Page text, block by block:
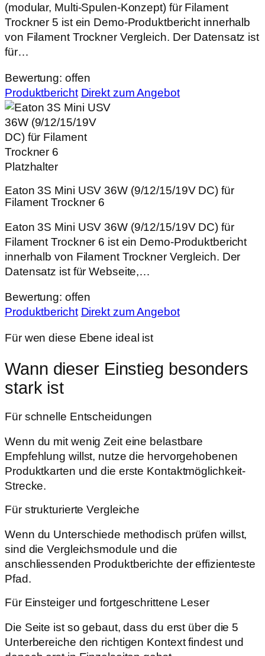
(modular, Multi‑Spulen‑Konzept) für Filament
Trockner 5 ist ein Demo-Produktbericht innerhalb
von Filament Trockner Vergleich. Der Datensatz ist
für…
Bewertung: offen
Produktbericht Direkt zum Angebot
Eaton 3S Mini USV 36W (9/12/15/19V DC) für
Filament Trockner 6
Eaton 3S Mini USV 36W (9/12/15/19V DC) für
Filament Trockner 6 ist ein Demo-Produktbericht
innerhalb von Filament Trockner Vergleich. Der
Datensatz ist für Webseite,…
Bewertung: offen
Produktbericht Direkt zum Angebot
Für wen diese Ebene ideal ist
Wann dieser Einstieg besonders
stark ist
Für schnelle Entscheidungen
Wenn du mit wenig Zeit eine belastbare
Empfehlung willst, nutze die hervorgehobenen
Produktkarten und die erste Kontaktmöglichkeit-
Strecke.
Für strukturierte Vergleiche
Wenn du Unterschiede methodisch prüfen willst,
sind die Vergleichsmodule und die
anschliessenden Produktberichte der effizienteste
Pfad.
Für Einsteiger und fortgeschrittene Leser
Die Seite ist so gebaut, dass du erst über die 5
Unterbereiche den richtigen Kontext findest und